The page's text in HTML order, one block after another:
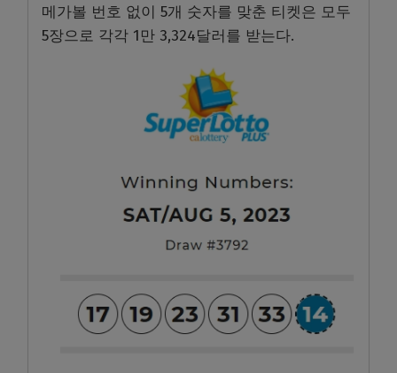
메가볼 번호 없이 5개 숫자를 맞춘 티켓은 모두
5장으로 각각 1만 3,324달러를 받는다.